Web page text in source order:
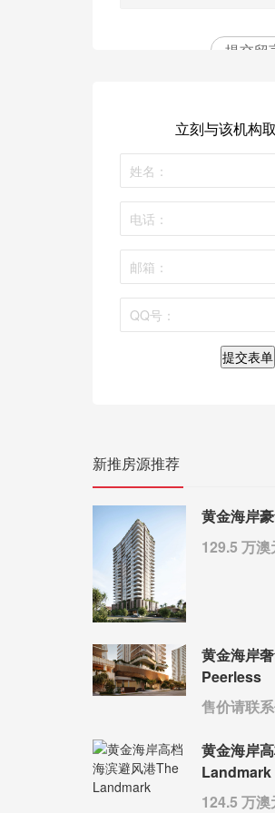
提交留
立刻与该机构
提交表单
新推房源推荐
黄金海岸
129.5 万澳
黄金海岸
Peerless
售价请联
黄金海岸
Landmark
124.5 万澳